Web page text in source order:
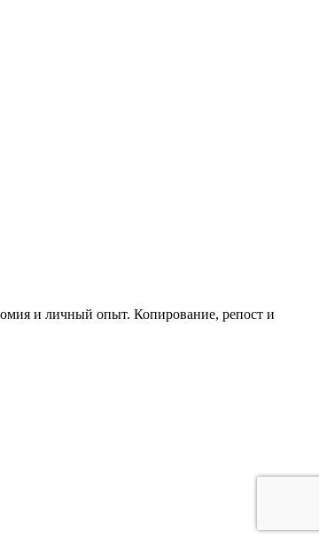
и личный опыт. Копирование, репост и